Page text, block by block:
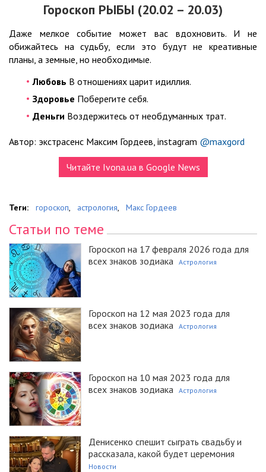
Гороскоп РЫБЫ (20.02 – 20.03)
Даже мелкое событие может вас вдохновить. И не
обижайтесь на судьбу, если это будут не креативные
планы, а земные, но необходимые.
Любовь В отношениях царит идиллия.
Здоровье Поберегите себя.
Деньги Воздержитесь от необдуманных трат.
Автор: экстрасенс Максим Гордеев, instagram @maxgord
Читайте Ivona.ua в Google News
Теги: гороскоп, астрология, Макс Гордеев
Статьи по теме
Гороскоп на 17 февраля 2026 года для
всех знаков зодиака
Астрология
Гороскоп на 12 мая 2023 года для
всех знаков зодиака
Астрология
Гороскоп на 10 мая 2023 года для
всех знаков зодиака
Астрология
Денисенко спешит сыграть свадьбу и
рассказала, какой будет церемония
Новости